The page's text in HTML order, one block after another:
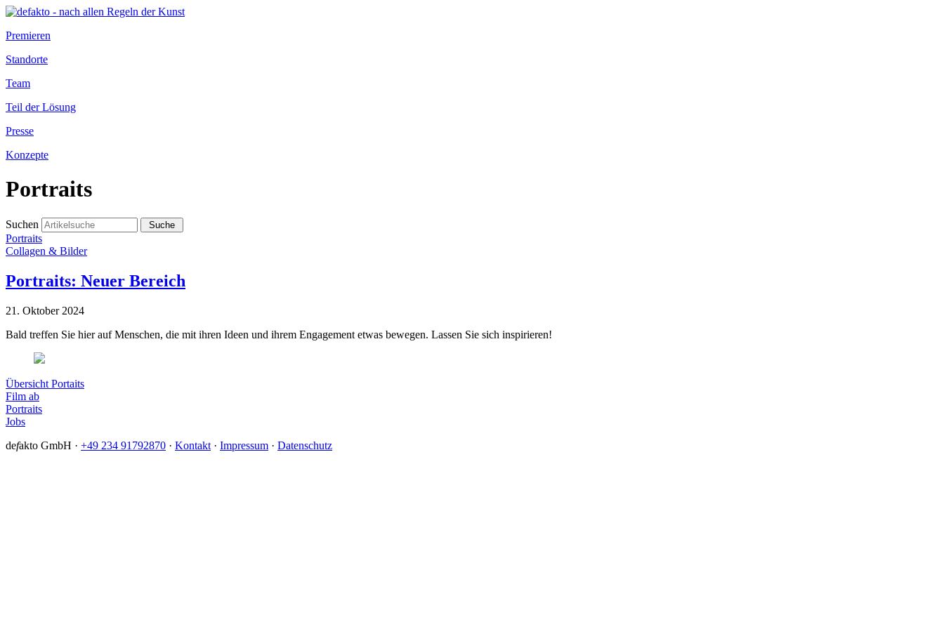
Premieren
Standorte
Team
Teil der Lösung
Presse
Konzepte
Portraits
Suchen
Portraits
Collagen & Bilder
Portraits: Neuer Bereich
21. Oktober 2024
Bald treffen Sie hier auf Menschen, die mit ihren Ideen und ihrem Engagement etwas bewegen. Lassen Sie sich inspirieren!
Übersicht Portaits
Film ab
Portraits
Jobs
defakto GmbH · +49 234 91792870 · Kontakt · Impressum · Datenschutz